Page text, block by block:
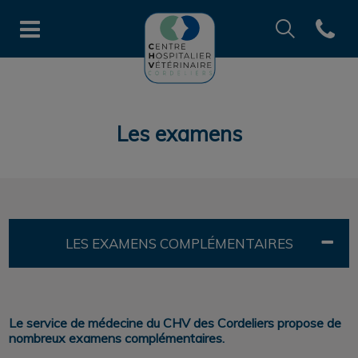
Page d'accueil de CHV des
Open
Recherche
Les examens
LES EXAMENS COMPLÉMENTAIRES
Le service de médecine du CHV des Cordeliers propose de
nombreux examens complémentaires.